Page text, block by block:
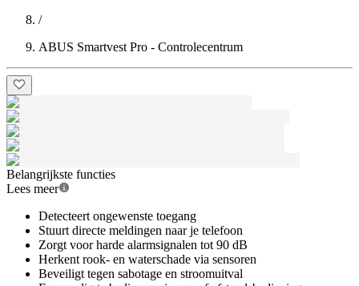
/
ABUS Smartvest Pro - Controlecentrum
Belangrijkste functies
Lees meer
Detecteert ongewenste toegang
Stuurt directe meldingen naar je telefoon
Zorgt voor harde alarmsignalen tot 90 dB
Herkent rook- en waterschade via sensoren
Beveiligt tegen sabotage en stroomuitval